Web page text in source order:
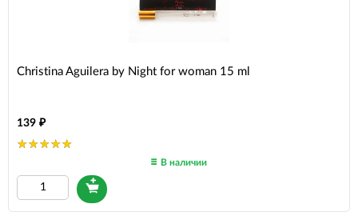
Christina Aguilera by Night for woman 15 ml
139
В наличии